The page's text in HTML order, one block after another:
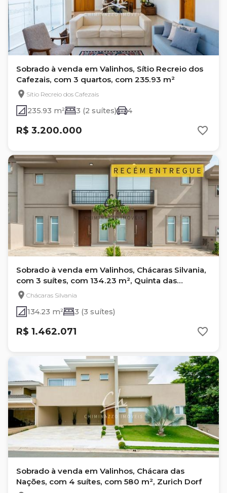
Sobrado à venda em Valinhos, Sítio Recreio dos
Cafezais, com 3 quartos, com 235.93 m²
Sítio Recreio dos Cafezais
235.93 m² 3 (2 suítes) 4
R$ 3.200.000
Sobrado à venda em Valinhos, Chácaras Silvania,
com 3 suítes, com 134.23 m², Quinta das
Parreiras
Chácaras Silvania
134.23 m² 3 (3 suítes)
R$ 1.462.071
Sobrado à venda em Valinhos, Chácara das
Nações, com 4 suítes, com 580 m², Zurich Dorf